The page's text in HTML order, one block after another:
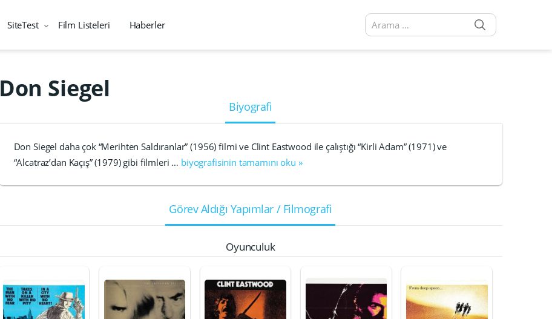
SiteTest Film Listeleri Haberler
Arama sonuçları:
Don Siegel
Biyografi
Don Siegel daha çok “Merihten Saldıranlar” (1956) filmi ve Clint Eastwood ile çalıştığı “Kirli Adam” (1971) ve
“Alcatraz’dan Kaçış” (1979) gibi filmleri … biyografisinin tamamını oku »
Görev Aldığı Yapımlar / Filmografi
Oyunculuk